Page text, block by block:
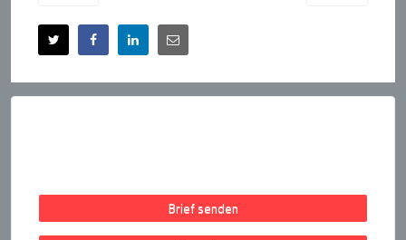
Brief senden